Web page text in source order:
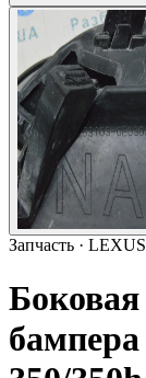
Запчасть · LEXUS
Боковая